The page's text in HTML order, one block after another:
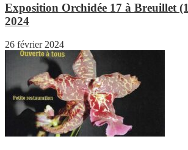
Exposition Orchidée 17 à Breuillet
2024
26 février 2024